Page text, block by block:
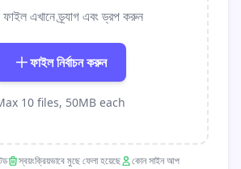
এখানে ড্র্যাগ এবং ড্রপ করুন
ফাইল নির্বাচন করুন
10 files, 50MB each
স্বয়ংক্রিয়ভাবে মুছে ফেলা হয়েছে
কোন সাইন আপ